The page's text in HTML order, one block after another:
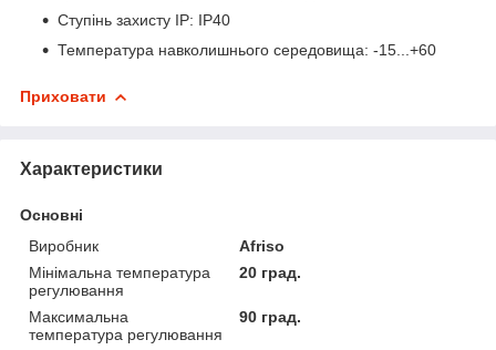
Ступінь захисту IP: IP40
Температура навколишнього середовища: -15...+60
Приховати
Характеристики
Основні
Виробник
Afriso
Мінімальна температура
регулювання
20 град.
Максимальна
температура регулювання
90 град.